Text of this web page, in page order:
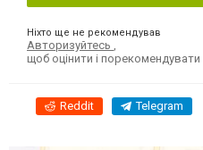
Ніхто ще не рекомендував
Авторизуйтесь
щоб оцінити і порекомендувати
Reddit Telegram